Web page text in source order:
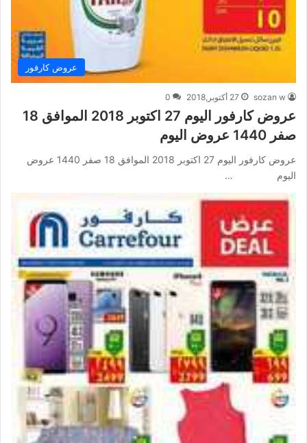
عروض كارفور
sozan w 27 أكتوبر,2018 0
عروض كارفور اليوم 27 اكتوبر 2018 الموافق 18
صفر 1440 عروض اليوم
عروض كارفور اليوم 27 اكتوبر 2018 الموافق 18 صفر 1440 عروض
اليوم …